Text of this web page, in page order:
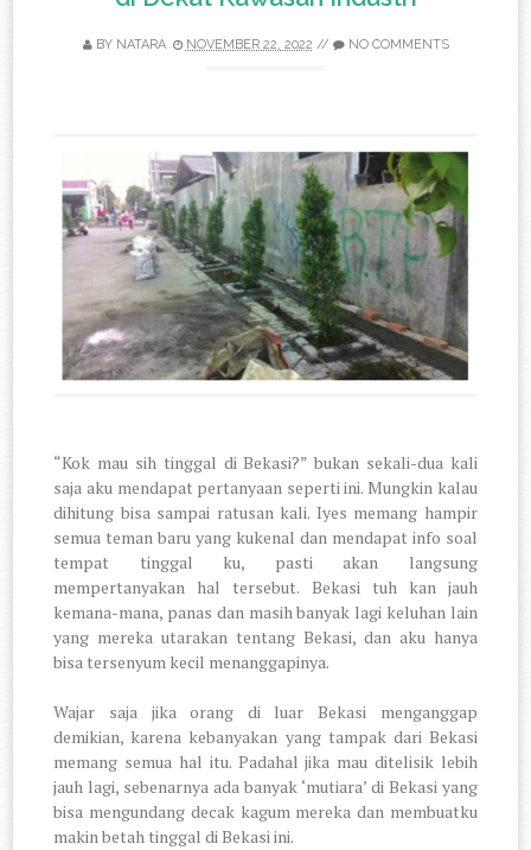
BY NATARA NOVEMBER 22, 2022 // NO COMMENTS
“Kok mau sih tinggal di Bekasi?” bukan sekali-dua kali
saja aku mendapat pertanyaan seperti ini. Mungkin kalau
dihitung bisa sampai ratusan kali. Iyes memang hampir
semua teman baru yang kukenal dan mendapat info soal
tempat tinggal ku, pasti akan langsung
mempertanyakan hal tersebut. Bekasi tuh kan jauh
kemana-mana, panas dan masih banyak lagi keluhan lain
yang mereka utarakan tentang Bekasi, dan aku hanya
bisa tersenyum kecil menanggapinya.
Wajar saja jika orang di luar Bekasi menganggap
demikian, karena kebanyakan yang tampak dari Bekasi
memang semua hal itu. Padahal jika mau ditelisik lebih
jauh lagi, sebenarnya ada banyak ‘mutiara’ di Bekasi yang
bisa mengundang decak kagum mereka dan membuatku
makin betah tinggal di Bekasi ini.